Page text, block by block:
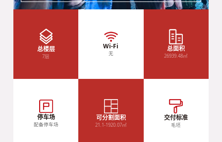
总楼层
7层
Wi-Fi
无
总面积
26939.48㎡
停车场
配备停车场
可分割面积
21.1-1920.07㎡
交付标准
毛坯